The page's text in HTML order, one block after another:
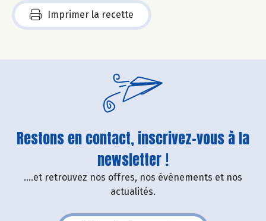
Imprimer la recette
Restons en contact, inscrivez-vous à la
newsletter !
....et retrouvez nos offres, nos événements et nos
actualités.